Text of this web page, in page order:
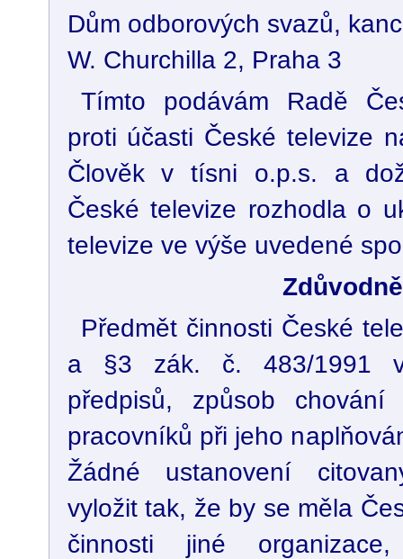
Dům odborových svazů,
W. Churchilla 2, Praha 3
Tímto podávám Radě
proti účasti České televize
Člověk v tísni o.p.s. a
České televize rozhodla o
televize ve výše uvedené
Předmět činnosti České
a §3 zák. č. 483/1991
předpisů, způsob
pracovníků při jeho
Žádné ustanovení
vyložit tak, že by se měla
činnosti jiné